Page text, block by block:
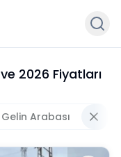
ve 2026 Fiyatları
Gelin Arabası